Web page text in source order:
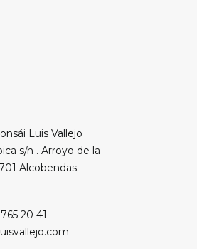
Luis Vallejo
s/n . Arroyo de la
Alcobendas.
20 41